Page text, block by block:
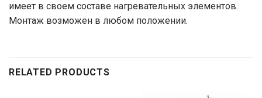
имеет в своем составе нагревательных элементов.
Монтаж возможен в любом положении.
RELATED PRODUCTS